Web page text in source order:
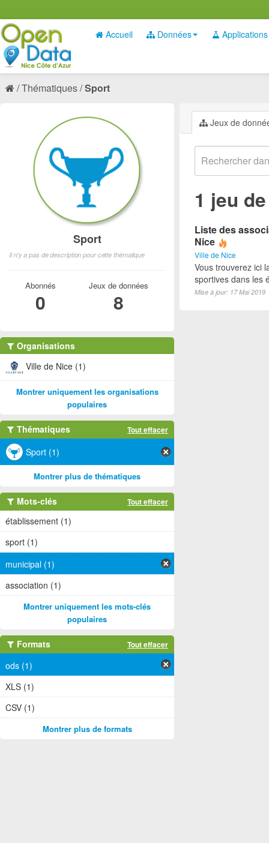
Accueil Données Applications
Thématiques Sport
Jeux de
1 jeu
Liste des
Nice
Ville de Nice
Vous trouverez ici
sportives dans les
Mise à jour: 17 Mai 2019
Sport
Il n'y a pas de description pour cette thématique
Abonnés
0
Jeux de données
8
Organisations
Ville de Nice (1)
Montrer uniquement les organisations
populaires
Thématiques Tout effacer
Sport (1)
Montrer plus de thématiques
Mots-clés Tout effacer
établissement (1)
sport (1)
municipal (1)
association (1)
Montrer uniquement les mots-clés
populaires
Formats Tout effacer
ods (1)
XLS (1)
CSV (1)
Montrer plus de formats